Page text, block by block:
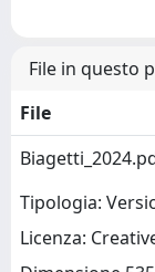
File in questo
File
Tipologia:
Licenza: